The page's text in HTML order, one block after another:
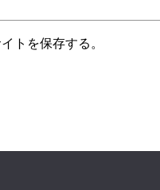
トを保存する。